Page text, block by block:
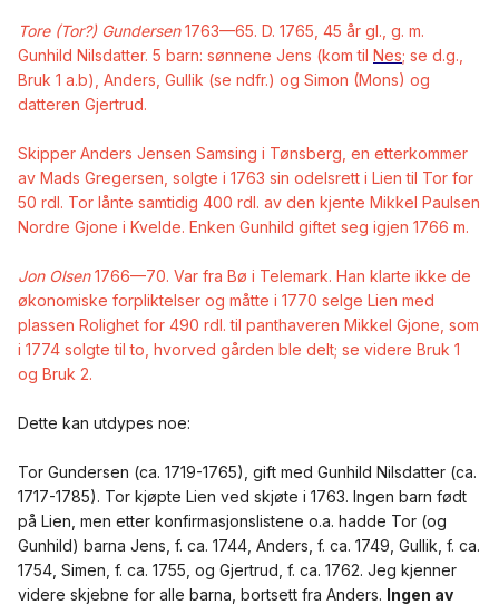
Tore (Tor?) Gundersen1763—65. D. 1765, 45 år gl., g. m.
Gunhild Nilsdatter. 5 barn: sønnene Jens (kom til Nes; se d.g.,
Bruk 1 a.b), Anders, Gullik (se ndfr.) og Simon (Mons) og
datteren Gjertrud.
Skipper Anders Jensen Samsing i Tønsberg, en etterkommer
av Mads Gregersen, solgte i 1763 sin odelsrett i Lien til Tor for
50 rdl. Tor lånte samtidig 400 rdl. av den kjente Mikkel Paulsen
Nordre Gjone i Kvelde. Enken Gunhild giftet seg igjen 1766 m.
Jon Olsen1766—70. Var fra Bø i Telemark. Han klarte ikke de
økonomiske forpliktelser og måtte i 1770 selge Lien med
plassen Rolighet for 490 rdl. til panthaveren Mikkel Gjone, som
i 1774 solgte til to, hvorved gården ble delt; se videre Bruk 1
og Bruk 2.
Dette kan utdypes noe:
Tor Gundersen (ca. 1719-1765), gift med Gunhild Nilsdatter (ca.
1717-1785). Tor kjøpte Lien ved skjøte i 1763. Ingen barn født
på Lien, men etter konfirmasjonslistene o.a. hadde Tor (og
Gunhild) barna Jens, f. ca. 1744, Anders, f. ca. 1749, Gullik, f. ca.
1754, Simen, f. ca. 1755, og Gjertrud, f. ca. 1762. Jeg kjenner
videre skjebne for alle barna, bortsett fra Anders. Ingen av